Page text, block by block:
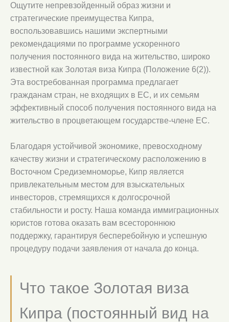
Ощутите непревзойденный образ жизни и
стратегические преимущества Кипра,
воспользовавшись нашими экспертными
рекомендациями по программе ускоренного
получения постоянного вида на жительство, широко
известной как Золотая виза Кипра (Положение 6(2)).
Эта востребованная программа предлагает
гражданам стран, не входящих в ЕС, и их семьям
эффективный способ получения постоянного вида на
жительство в процветающем государстве-члене ЕС.
Благодаря устойчивой экономике, превосходному
качеству жизни и стратегическому расположению в
Восточном Средиземноморье, Кипр является
привлекательным местом для взыскательных
инвесторов, стремящихся к долгосрочной
стабильности и росту. Наша команда иммиграционных
юристов готова оказать вам всестороннюю
поддержку, гарантируя бесперебойную и успешную
процедуру подачи заявления от начала до конца.
Что такое Золотая виза
Кипра (постоянный вид на